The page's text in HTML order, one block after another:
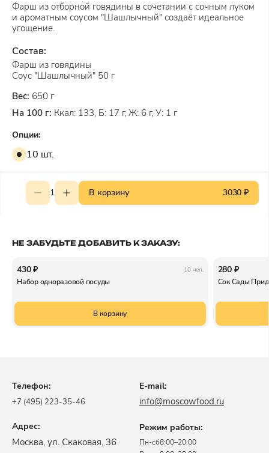
Фарш из отборной говядины в сочетании с сочным луком
и ароматным соусом "Шашлычный" создаёт идеальное
угощение.
Состав:
Фарш из говядины
Соус "Шашлычный" 50 г
Вес: 650 г
На 100 г: Ккал: 133, Б: 17 г, Ж: 6 г, У: 1 г
Опции:
10 шт.
1 В корзину 3030 ₽
НЕ ЗАБУДЬТЕ ДОБАВИТЬ К ЗАКАЗУ:
430 ₽ 10 чел.
Набор одноразовой посуды
В корзину
280 ₽
Сок Сады
Телефон:
+7 (495) 223-35-46
E-mail:
info@moscowfood.ru
Адрес:
​Москва, ул. Скаковая, 36​
Режим работы:
Пн-сб8:00–20:00